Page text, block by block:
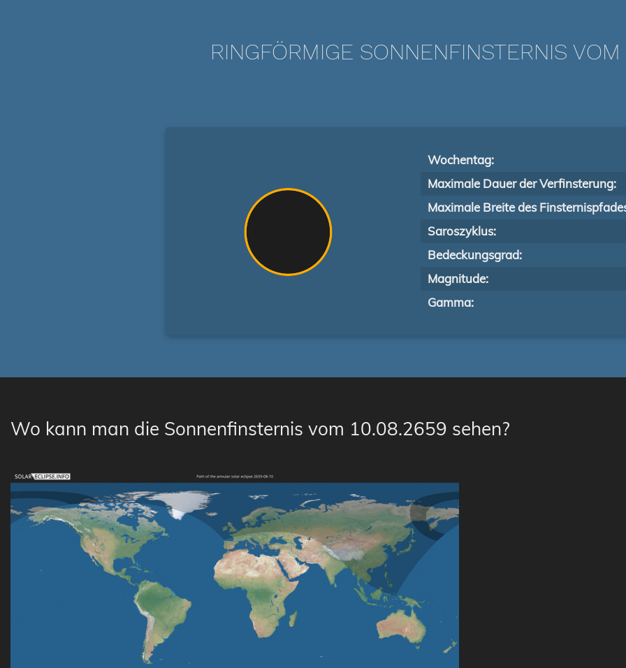
RINGFÖRMIGE SONNENFINSTERNIS
Wochentag:
Maximale Dauer der Verfinsterung:
Maximale Breite des
Saroszyklus:
Bedeckungsgrad:
Magnitude:
Gamma:
Wo kann man die Sonnenfinsternis vom 10.08.2659 sehen?